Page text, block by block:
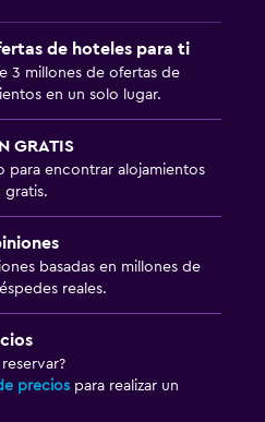
de hoteles para ti
3 millones de ofertas de
en un solo lugar.
GRATIS
para encontrar alojamientos
gratis.
basadas en millones de
reales.
precios para realizar un